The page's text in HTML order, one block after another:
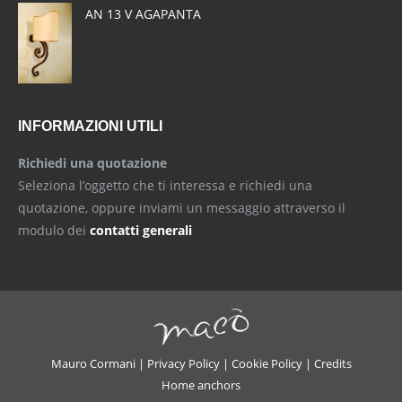
AN 13 V AGAPANTA
INFORMAZIONI UTILI
Richiedi una quotazione
Seleziona l’oggetto che ti interessa e richiedi una
quotazione, oppure inviami un messaggio attraverso il
modulo dei contatti generali
Mauro Cormani | Privacy Policy| Cookie Policy| Credits
Home anchors